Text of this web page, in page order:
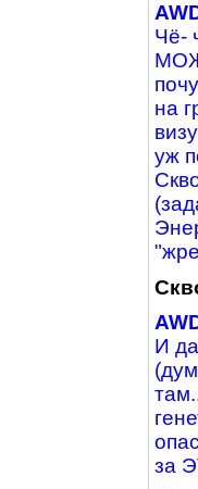
Чё-
на
уж
И
за